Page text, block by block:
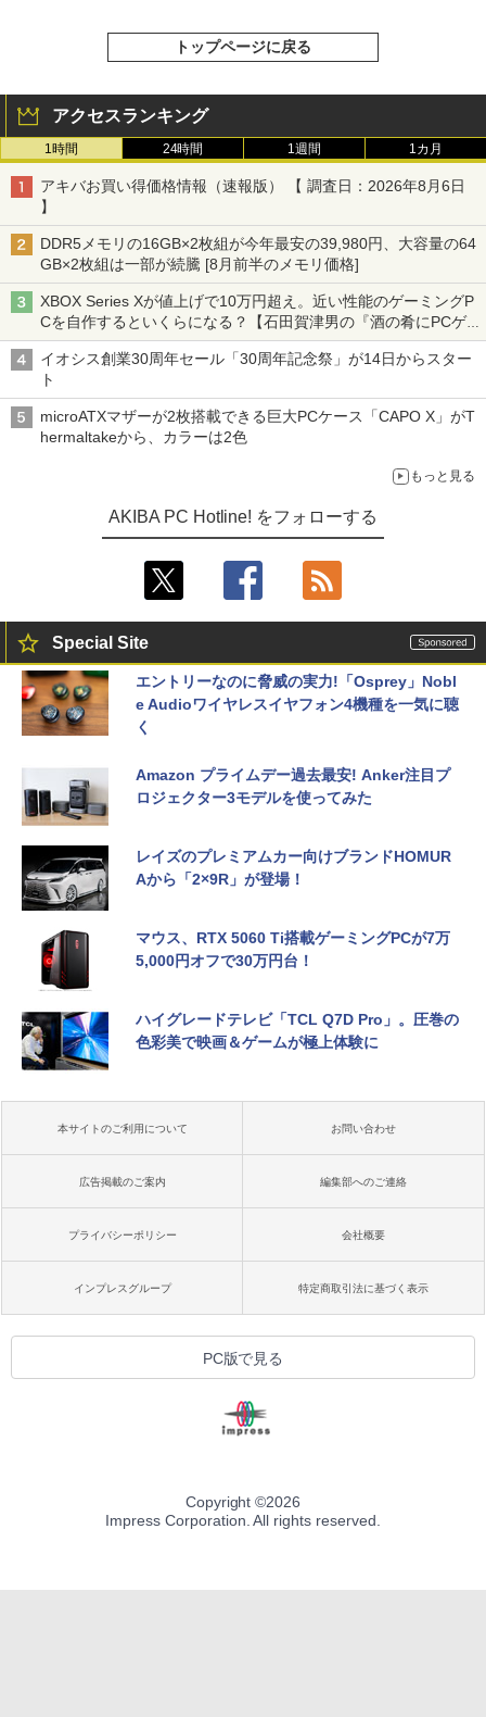
トップページに戻る
アクセスランキング
1時間 24時間 1週間 1カ月
アキバお買い得価格情報（速報版） 【 調査日：2026年8月6日
】
DDR5メモリの16GB×2枚組が今年最安の39,980円、大容量の64
GB×2枚組は一部が続騰 [8月前半のメモリ価格]
XBOX Series Xが値上げで10万円超え。近い性能のゲーミングP
Cを自作するといくらになる？【石田賀津男の『酒の肴にPCゲ
ーム』】
イオシス創業30周年セール「30周年記念祭」が14日からスター
ト
microATXマザーが2枚搭載できる巨大PCケース「CAPO X」がT
hermaltakeから、カラーは2色
もっと見る
AKIBA PC Hotline! をフォローする
Special Site
エントリーなのに脅威の実力!「Osprey」Nobl
e Audioワイヤレスイヤフォン4機種を一気に聴
く
Amazon プライムデー過去最安! Anker注目プ
ロジェクター3モデルを使ってみた
レイズのプレミアムカー向けブランドHOMUR
Aから「2×9R」が登場！
マウス、RTX 5060 Ti搭載ゲーミングPCが7万
5,000円オフで30万円台！
ハイグレードテレビ「TCL Q7D Pro」。圧巻の
色彩美で映画＆ゲームが極上体験に
本サイトのご利用について お問い合わせ
広告掲載のご案内 編集部へのご連絡
プライバシーポリシー 会社概要
インプレスグループ 特定商取引法に基づく表示
PC版で見る
Copyright ©2026
Impress Corporation. All rights reserved.